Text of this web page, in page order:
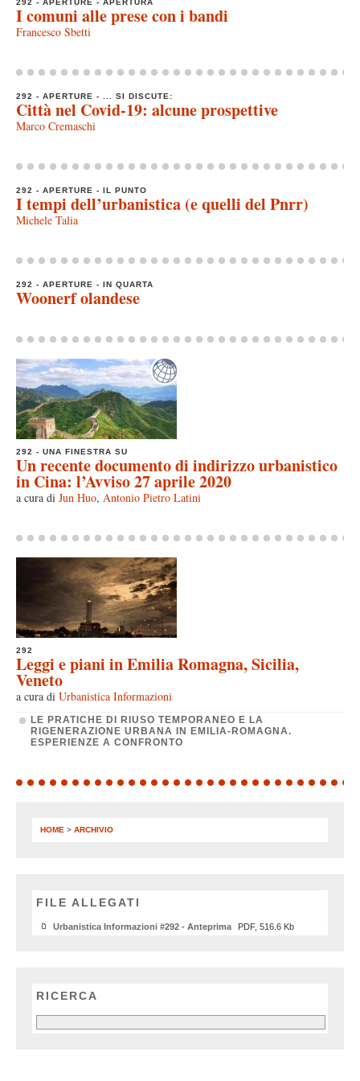
I comuni alle prese con i bandi
Francesco Sbetti
292 - APERTURE - ... SI DISCUTE:
Città nel Covid-19: alcune prospettive
Marco Cremaschi
292 - APERTURE - IL PUNTO
I tempi dell’urbanistica (e quelli del Pnrr)
Michele Talia
292 - APERTURE - IN QUARTA
Woonerf olandese
292 - UNA FINESTRA SU
Un recente documento di indirizzo urbanistico
in Cina: l’Avviso 27 aprile 2020
a cura di Jun Huo, Antonio Pietro Latini
292
Leggi e piani in Emilia Romagna, Sicilia,
Veneto
a cura di Urbanistica Informazioni
LE PRATICHE DI RIUSO TEMPORANEO E LA
RIGENERAZIONE URBANA IN EMILIA-ROMAGNA.
ESPERIENZE A CONFRONTO
HOME > ARCHIVIO
FILE ALLEGATI
Urbanistica Informazioni #292 - Anteprima PDF, 516.6 Kb
RICERCA